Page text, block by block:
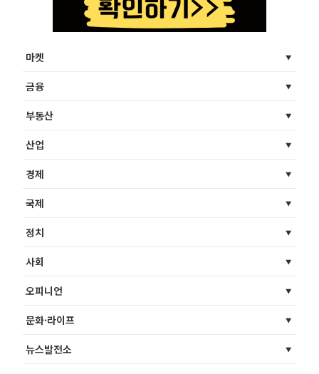
마켓
금융
부동산
산업
경제
국제
정치
사회
오피니언
문화·라이프
뉴스발전소